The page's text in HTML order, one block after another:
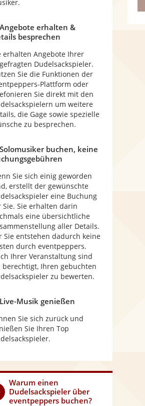
erhalten &
besprechen
erhalten Angebote Ihrer
Dudelsackspieler.
Sie die Funktionen der
Plattform oder
Sie direkt mit den
um weitere
die Gage sowie spezielle
zu besprechen.
buchen, keine
Sie sich einig geworden
erstellt der gewünschte
eine Buchung
Sie. Sie erhalten darin
eine übersichtliche
aller Details.
Sie entstehen dadurch keine
durch eventpeppers.
Ihrer Veranstaltung sind
berechtigt, Ihren gebuchten
zu bewerten.
Musik genießen
Sie sich zurück und
Sie Ihren Top
Warum einen
Dudelsackspielerüber
eventpeppers buchen?